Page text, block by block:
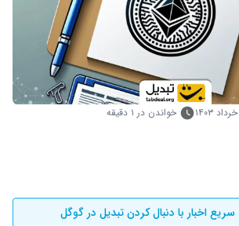
خواندن در ۱ دقیقه
اخبار با دنبال کردن تبدیل در گوگل